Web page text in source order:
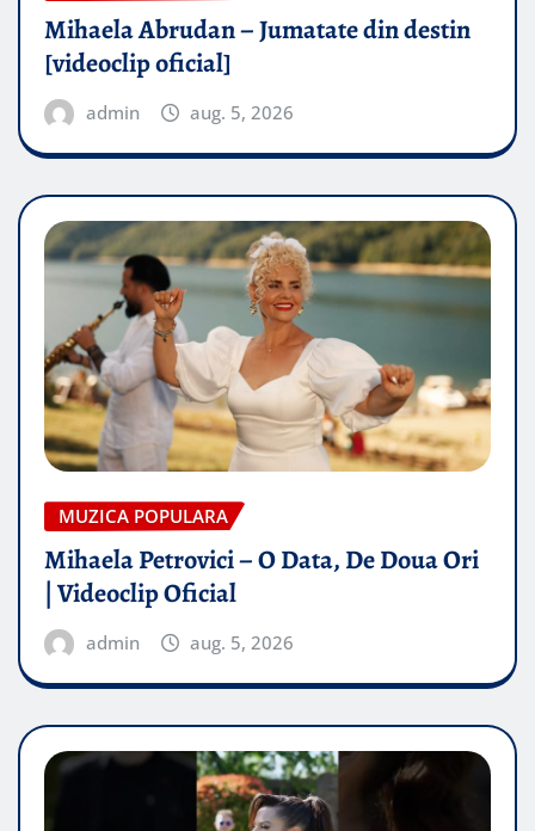
Mihaela Abrudan – Jumatate din destin
[videoclip oficial]
admin aug. 5, 2026
MUZICA POPULARA
Mihaela Petrovici – O Data, De Doua Ori
| Videoclip Oficial
admin aug. 5, 2026